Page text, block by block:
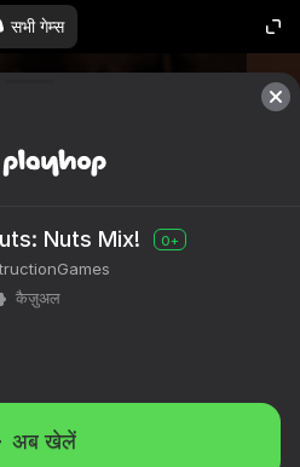
सभी गेम्स
Nuts Mix! 0+
कैज़ुअल
अब खेलें